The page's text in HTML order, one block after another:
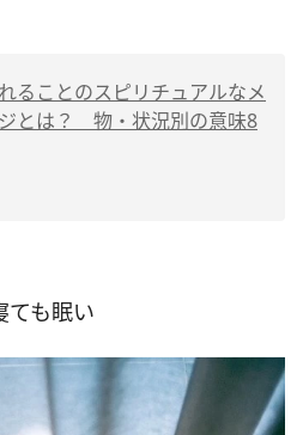
ることのスピリチュアルなメ
とは？ 物・状況別の意味8
ても眠い